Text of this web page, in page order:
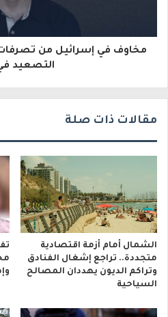
مخاوف في إسرائيل من
التصعيد
مقالات ذات صلة
الشمال أمام أزمة اقتصادية
متجددة.. تراجع إشغال الفنادق
وتراكم الديون يهددان المصالح
السياحية